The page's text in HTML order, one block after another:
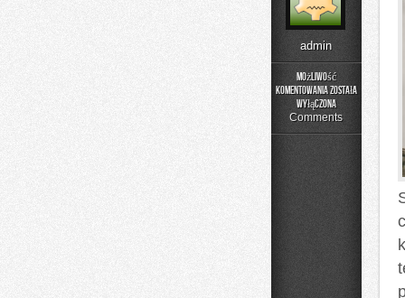
admin
Możliwość
komentowania
Uroda
została
wyłączona
Comments